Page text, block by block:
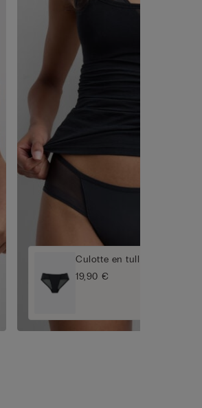
Culotte en tulle Invisible
19,90 €